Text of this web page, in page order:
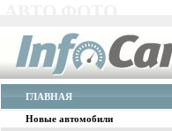
ГЛАВНАЯ
Новые автомобили